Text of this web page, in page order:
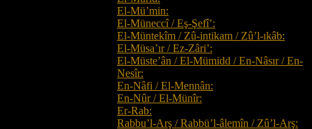
El-Mü’min:
El-Müneccî / Eş-Şefî’:
El-Müntekîm / Zû-intikam / Zû’l-ıkâb:
El-Müsa’ır / Ez-Zâri’:
El-Müste’ân / El-Mümidd / En-Nâsır / En-
Nesîr:
En-Nâfi / El-Mennân:
En-Nûr / El-Münîr:
Er-Rab:
Rabbu’l-Arş / Rabbü’l-âlemîn / Zû’l-Arş: